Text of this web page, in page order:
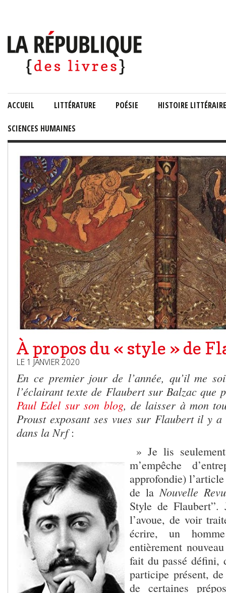
ACCUEIL LITTÉRATURE POÉSIE HISTOIRE LITTÉRAIRE
SCIENCES HUMAINES
À propos du « style » de
LE 1 JANVIER 2020
En ce premier jour de l’année, qu’il me
l’éclairant texte de Flaubert sur Balzac que
Paul Edel sur son blog, de laisser à mon
Proust exposant ses vues sur Flaubert il y a
dans la Nrf:
» Je lis
m’empêche
approfondie)
de laNouvelle
Style de Flaubert”.
l’avoue, de voir
écrire, un
entièrement
fait du passé défini,
participe présent,
de certaines